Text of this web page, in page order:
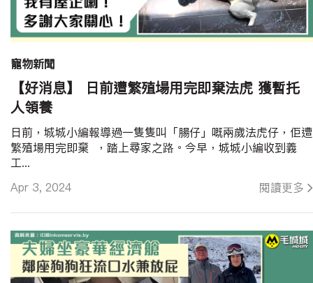
寵物新聞
【好消息】 日前遭繁殖場用完即棄法虎 獲暫托
人領養
Apr 3, 2024 閱讀更多
日前，城城小編報導過一隻隻叫「腸仔」嘅兩歲法虎仔，佢遭
繁殖場用完即棄 ，踏上尋家之路。今早，城城小編收到義
工...